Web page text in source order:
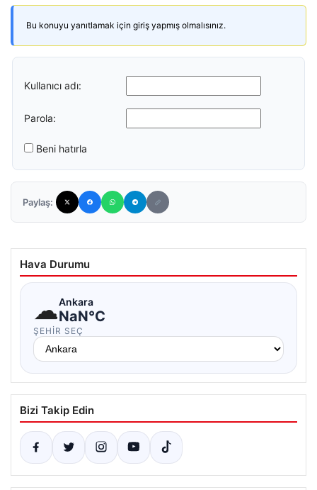
Bu konuyu yanıtlamak için giriş yapmış olmalısınız.
Kullanıcı adı:
Parola:
Beni hatırla
Paylaş:
Hava Durumu
☁Ankara
NaN°C
ŞEHIR SEÇ
Bizi Takip Edin